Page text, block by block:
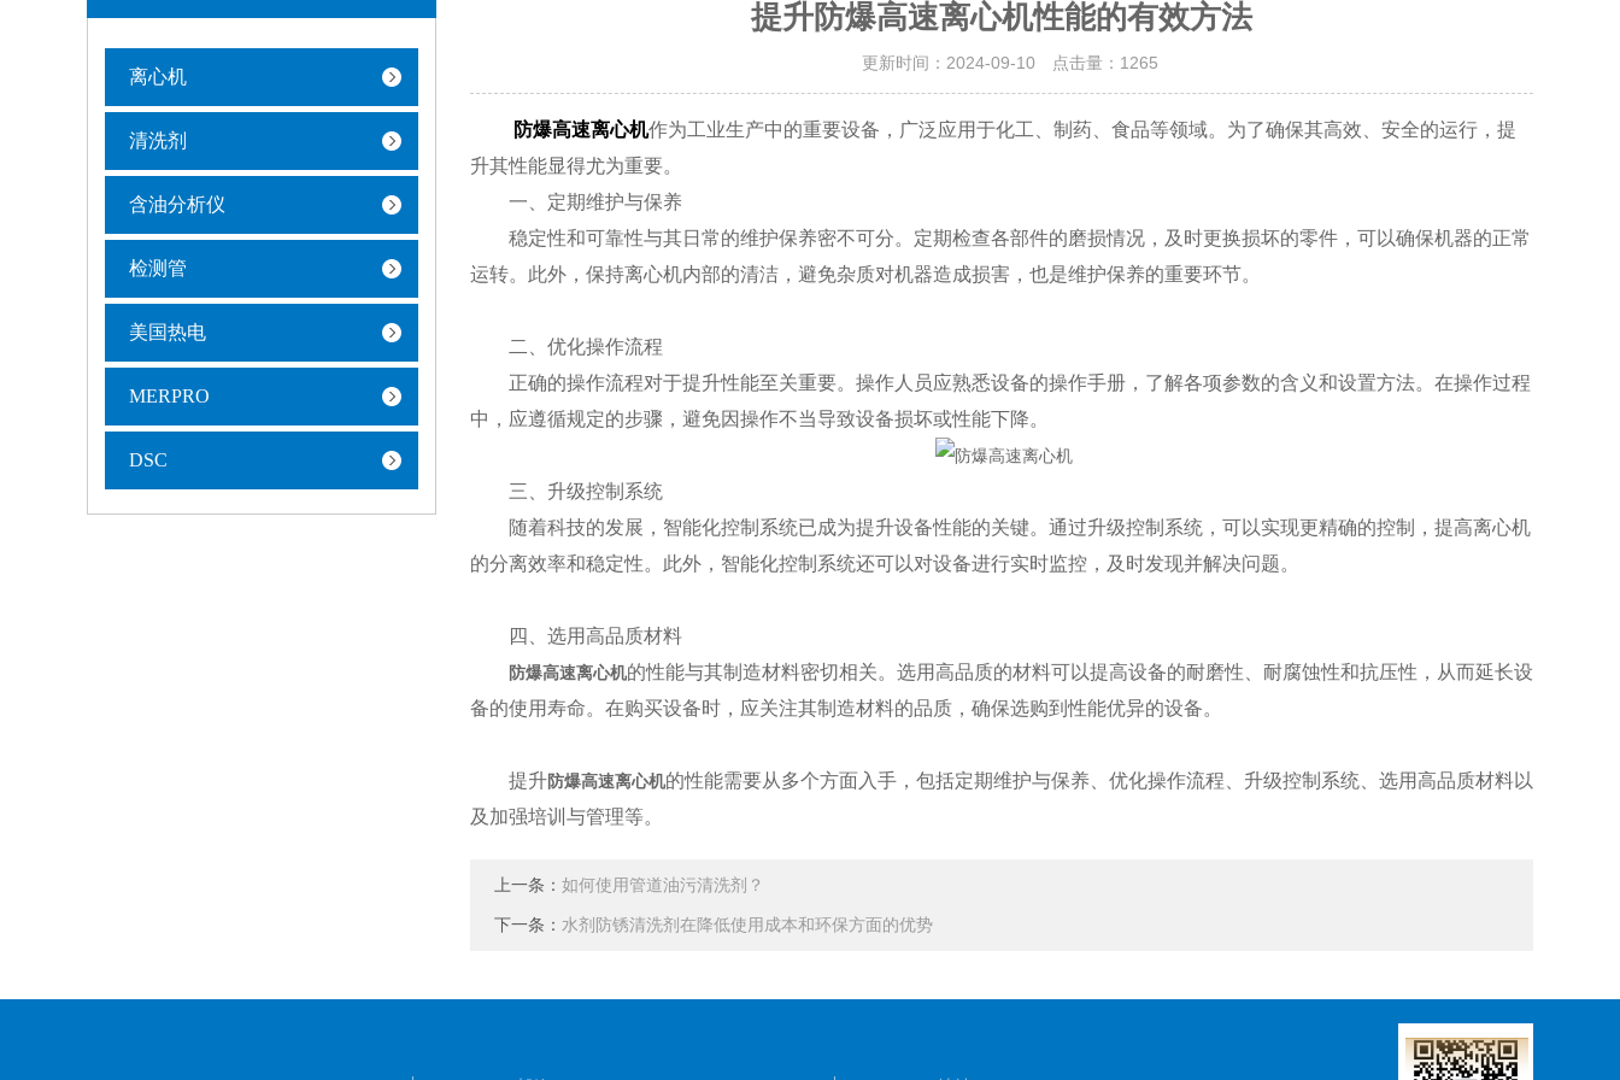
离心机
清洗剂
含油分析仪
检测管
美国热电
MERPRO
DSC
提升防爆高速离心机性能的有效方法
更新时间：2024-09-10 点击量： 1265
防爆高速离心机作为工业生产中的重要设备，广泛应用于化工、制药、食品等领域。为了确保其高效、安全的运行，提
升其性能显得尤为重要。
一、定期维护与保养
稳定性和可靠性与其日常的维护保养密不可分。定期检查各部件的磨损情况，及时更换损坏的零件，可以确保机器的正常
运转。此外，保持离心机内部的清洁，避免杂质对机器造成损害，也是维护保养的重要环节。
二、优化操作流程
正确的操作流程对于提升性能至关重要。操作人员应熟悉设备的操作手册，了解各项参数的含义和设置方法。在操作过程
中，应遵循规定的步骤，避免因操作不当导致设备损坏或性能下降。
三、升级控制系统
随着科技的发展，智能化控制系统已成为提升设备性能的关键。通过升级控制系统，可以实现更精确的控制，提高离心机
的分离效率和稳定性。此外，智能化控制系统还可以对设备进行实时监控，及时发现并解决问题。
四、选用高品质材料
防爆高速离心机的性能与其制造材料密切相关。选用高品质的材料可以提高设备的耐磨性、耐腐蚀性和抗压性，从而延长设
备的使用寿命。在购买设备时，应关注其制造材料的品质，确保选购到性能优异的设备。
提升防爆高速离心机的性能需要从多个方面入手，包括定期维护与保养、优化操作流程、升级控制系统、选用高品质材料以
及加强培训与管理等。
上一条： 如何使用管道油污清洗剂？
下一条： 水剂防锈清洗剂在降低使用成本和环保方面的优势